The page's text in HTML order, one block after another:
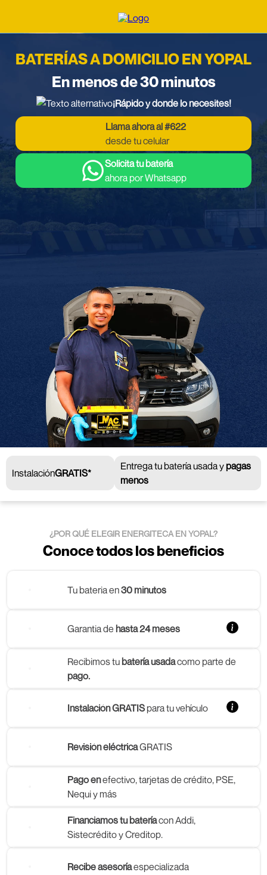
BATERÍAS A DOMICILIO EN YOPAL
En menos de 30 minutos
¡Rápido y donde lo necesites!
Llama ahora al #622
desde tu celular
Solicita tu batería
ahora por Whatsapp
InstalaciónGRATIS*
Entrega tu batería usada ypagas
menos
¿POR QUÉ ELEGIR ENERGITECA EN YOPAL?
Conoce todos los beneficios
Tu bateria en30 minutos
Garantia de hasta 24 meses
Recibimos tubatería usadacomo parte de
pago.
Instalación GRATISpara tu vehículo
Revisión eléctricaGRATIS
Pago enefectivo, tarjetas de crédito, PSE,
Nequi y más
Financiamos tu bateríacon Addi,
Sistecrédito y Creditop.
Recibe asesoríaespecializada